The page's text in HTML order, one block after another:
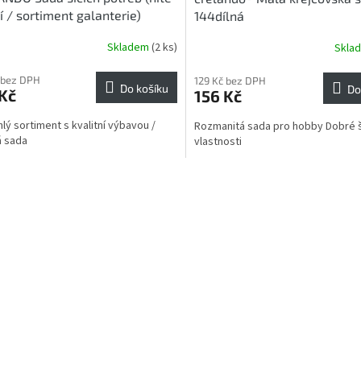
/ sortiment galanterie)
Skladem (2 ks)
DPH
Do košíku
sortiment s kvalitní výbavou /
sada
144dílná
129 Kč bez DPH
156 Kč
Rozmanitá sada pro hobby Dobré
vlastnosti